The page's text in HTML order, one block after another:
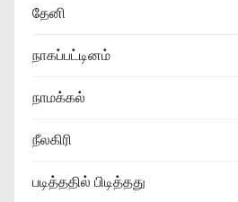
தேனி
நாகப்பட்டினம்
நாமக்கல்
நீலகிரி
படித்ததில் பிடித்தது